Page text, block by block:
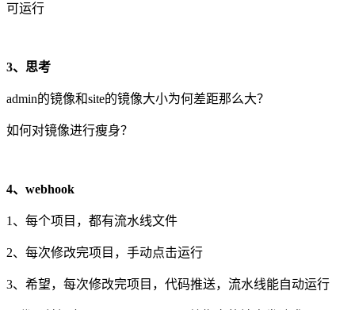
可运行
3、思考
admin的镜像和site的镜像大小为何差距那么大？
如何对镜像进行瘦身？
4、webhook
1、每个项目，都有流水线文件
2、每次修改完项目，手动点击运行
3、希望，每次修改完项目，代码推送，流水线能自动运行